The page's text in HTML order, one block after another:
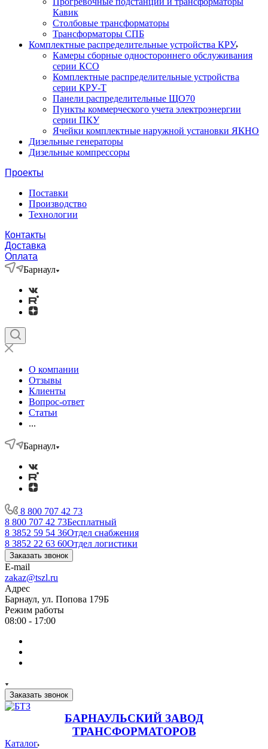
Кавик
Столбовые трансформаторы
Трансформаторы СПБ
Комплектные распределительные устройства КРУ
Камеры сборные одностороннего обслуживания
серии КСО
Комплектные распределительные устройства
серии КРУ-Т
Панели распределительные ЩО70
Пункты коммерческого учета электроэнергии
серии ПКУ
Ячейки комплектные наружной установки ЯКНО
Дизельные генераторы
Дизельные компрессоры
Проекты
Поставки
Производство
Технологии
Контакты
Доставка
Оплата
Барнаул
О компании
Отзывы
Клиенты
Вопрос-ответ
Статьи
...
Барнаул
8 800 707 42 73
8 800 707 42 73Бесплатный
8 3852 59 54 36Отдел снабжения
8 3852 22 63 60Отдел логистики
Заказать звонок
E-mail
zakaz@tszl.ru
Адрес
Барнаул, ул. Попова 179Б
Режим работы
08:00 - 17:00
Заказать звонок
БАРНАУЛЬСКИЙ ЗАВОД
ТРАНСФОРМАТОРОВ
Каталог